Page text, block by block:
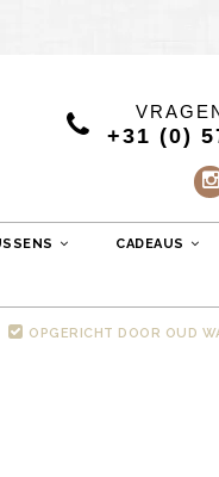
+31 (0)
CADEAUS
OPGERICHT DOOR OUD